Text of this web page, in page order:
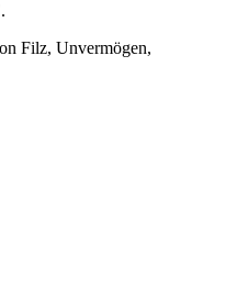
Filz, Unvermögen,